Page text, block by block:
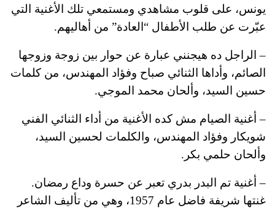
يونس، على قلوب مشاهدي ومستمعي تلك الأغنية التي
عبّرت عن طلب الأطفال “العادة” من أهاليهم.
– الراجل ده هيجنني عبارة عن حوار بين زوجة وزوجها
الصائم، وأداها الثنائي صباح وفؤاد المهندس، من كلمات
حسين السيد، وألحان محمد الموجي.
– أغنية الصيام مش كده الأغنية من أداء الثنائي الفني
شويكار وفؤاد المهندس، والكلمات لحسين السيد،
وألحان حلمي بكر.
– أغنية تم البدر بدري تعبر عن حسرة وداع رمضان.
غنتها شريفة فاضل عام 1957، وهي من تأليف الشاعر